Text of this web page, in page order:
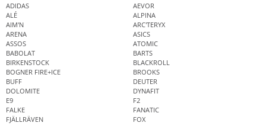
ADIDAS
AEVOR
ALÉ
ALPINA
AIM'N
ARC'TERYX
ARENA
ASICS
ASSOS
ATOMIC
BABOLAT
BARTS
BIRKENSTOCK
BLACKROLL
BOGNER FIRE+ICE
BROOKS
BUFF
DEUTER
DOLOMITE
DYNAFIT
E9
F2
FALKE
FANATIC
FJÄLLRÄVEN
FOX